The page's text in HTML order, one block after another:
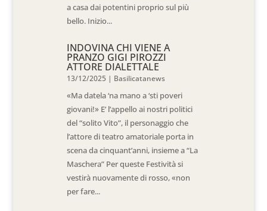
a casa dai potentini proprio sul più
bello. Inizio...
INDOVINA CHI VIENE A
PRANZO GIGI PIROZZI
ATTORE DIALETTALE
13/12/2025 | Basilicatanews
«Ma datela ‘na mano a ‘sti poveri
giovani!» E’ l’appello ai nostri politici
del “solito Vito”, il personaggio che
l’attore di teatro amatoriale porta in
scena da cinquant’anni, insieme a “La
Maschera” Per queste Festività si
vestirà nuovamente di rosso, «non
per fare...